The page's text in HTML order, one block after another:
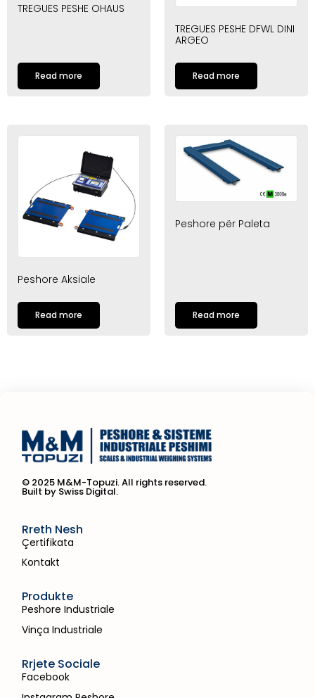
TREGUES PESHE OHAUS
Read more
TREGUES PESHE DFWL DINI
ARGEO
Read more
Peshore Aksiale
Read more
Peshore për Paleta
Read more
© 2025 M&M-Topuzi. All rights reserved.
Built by Swiss Digital.
Rreth Nesh
Çertifikata
Kontakt
Produkte
Peshore Industriale
Vinça Industriale
Rrjete Sociale
Facebook